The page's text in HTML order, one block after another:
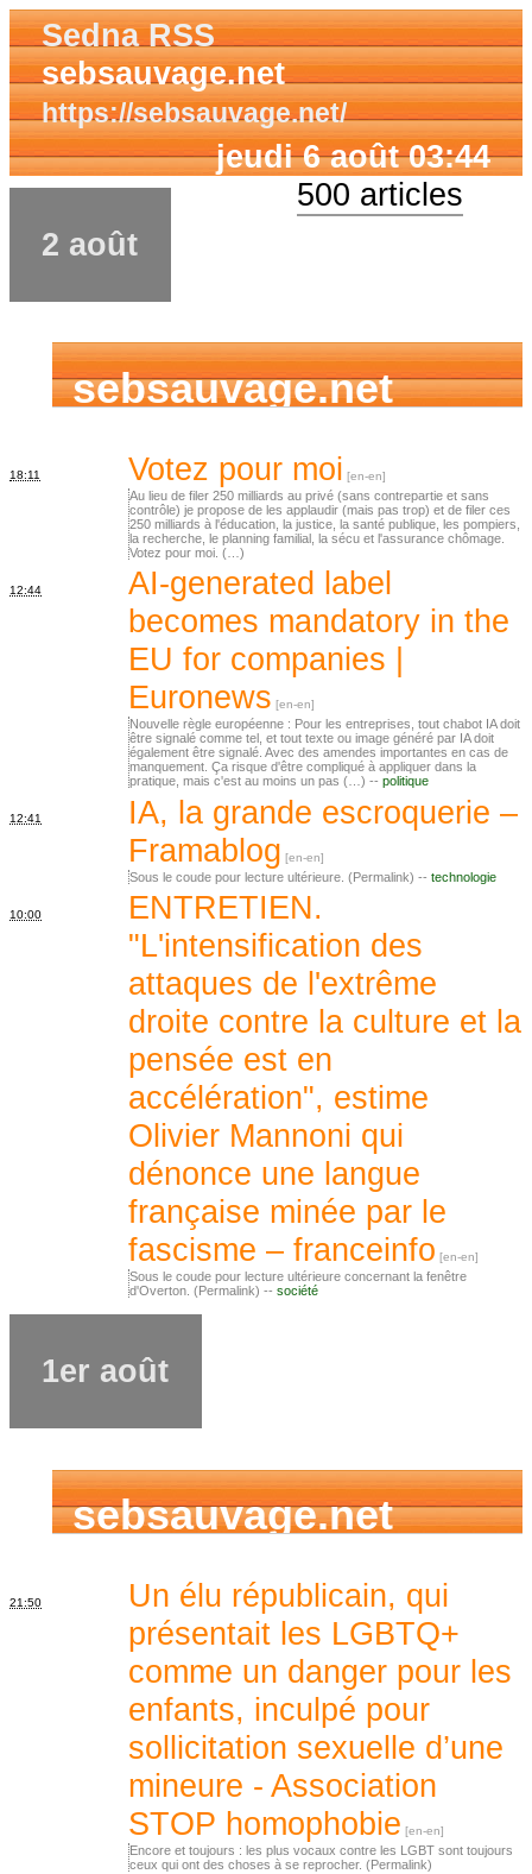
Sedna RSS
sebsauvage.net
https://sebsauvage.net/
jeudi 6 août 03:44
500 articles
2 août
sebsauvage.net
18:11 Votez pour moi
Au lieu de filer 250 milliards au privé (sans contrepartie et sans
contrôle) je propose de les applaudir (mais pas trop) et de filer ces
250 milliards à l'éducation, la justice, la santé publique, les pompiers,
la recherche, le planning familial, la sécu et l'assurance chômage.
Votez pour moi. (…)
12:44
AI-generated label
becomes mandatory in the
EU for companies |
Euronews
Nouvelle règle européenne : Pour les entreprises, tout chabot IA doit
être signalé comme tel, et tout texte ou image généré par IA doit
également être signalé. Avec des amendes importantes en cas de
manquement. Ça risque d'être compliqué à appliquer dans la
pratique, mais c'est au moins un pas (…) -- politique
12:41
IA, la grande escroquerie –
Framablog
Sous le coude pour lecture ultérieure. (Permalink) -- technologie
10:00
ENTRETIEN.
"L'intensification des
attaques de l'extrême
droite contre la culture et la
pensée est en
accélération", estime
Olivier Mannoni qui
dénonce une langue
française minée par le
fascisme – franceinfo
Sous le coude pour lecture ultérieure concernant la fenêtre
d'Overton. (Permalink) -- société
1er août
sebsauvage.net
21:50
Un élu républicain, qui
présentait les LGBTQ+
comme un danger pour les
enfants, inculpé pour
sollicitation sexuelle d’une
mineure - Association
STOP homophobie
Encore et toujours : les plus vocaux contre les LGBT sont toujours
ceux qui ont des choses à se reprocher. (Permalink)